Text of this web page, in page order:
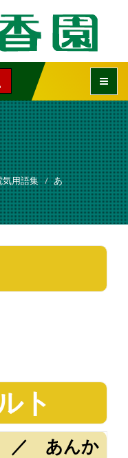
気用語集
あ
ト
／ あんか